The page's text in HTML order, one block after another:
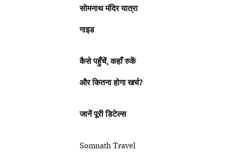
सोमनाथ मंदिर यात्रा
गाइड
कैसे पहुँचें, कहाँ रुकें
और कितना होगा खर्च?
जानें पूरी डिटेल्स
Somnath Travel